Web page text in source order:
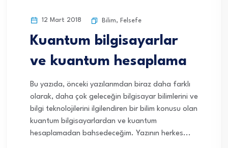
12 Mart 2018 Bilim, Felsefe
Kuantum bilgisayarlar
ve kuantum hesaplama
Bu yazıda, önceki yazılarımdan biraz daha farklı
olarak, daha çok geleceğin bilgisayar bilimlerini ve
bilgi teknolojilerini ilgilendiren bir bilim konusu olan
kuantum bilgisayarlardan ve kuantum
hesaplamadan bahsedeceğim. Yazının herkes...